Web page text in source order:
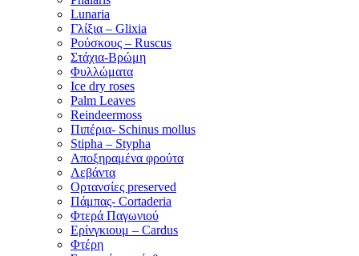
Lunaria
Γλίξια – Glixia
Ρούσκους – Ruscus
Στάχια-Βρώμη
Φυλλώματα
Ice dry roses
Palm Leaves
Reindeermoss
Πιπέρια- Schinus mollus
Stipha – Stypha
Αποξηραμένα φρούτα
Λεβάντα
Ορτανσίες preserved
Πάμπας- Cortaderia
Φτερά Παγωνιού
Ερίνγκιουμ – Cardus
Φτέρη